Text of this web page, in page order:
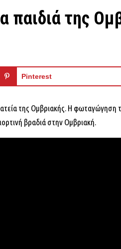
παιδιά της
Pinterest
της Ομβριακής. Η φωταγώγηση
βραδιά στην Ομβριακή.